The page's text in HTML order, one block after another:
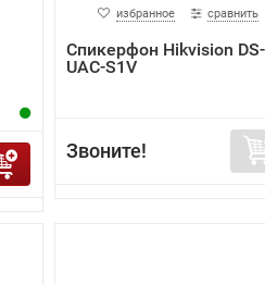
избранное сравнить
Спикерфон Hikvision DS-
UAC-S1V
Звоните!